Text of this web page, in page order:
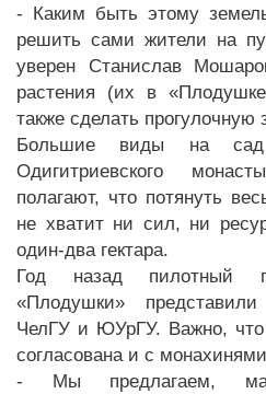
- Каким быть этому
решить сами жители на
уверен Станислав
растения (их в
также сделать прогулочную
Большие виды на
Одигитриевского
полагают, что потянуть
не хватит ни сил, ни
один-два гектара.
Год назад пилотный
«Плодушки»
ЧелГУ и ЮУрГУ. Важно, что
согласована и с
- Мы предлагаем,